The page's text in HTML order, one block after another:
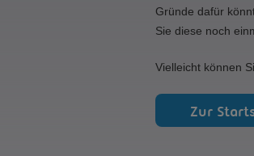
Gründe dafür
Sie diese noch
Vielleicht können
Zur